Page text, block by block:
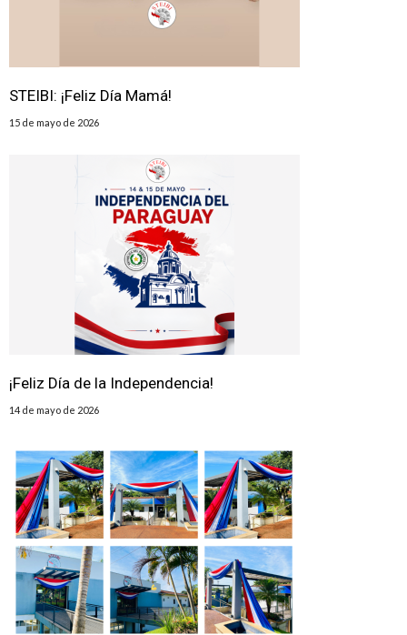
STEIBI: ¡Feliz Día Mamá!
15 de mayo de 2026
¡Feliz Día de la Independencia!
14 de mayo de 2026